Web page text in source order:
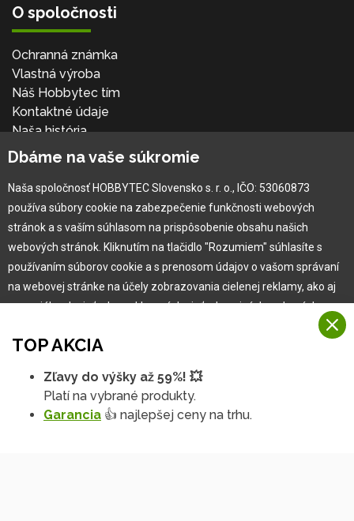
O spoločnosti
Ochranná známka
Vlastná výroba
Náš Hobbytec tím
Kontaktné údaje
Naša história
Kariéra
Pre zákazníka
Garancia najlepšej ceny
Užívateľský manuál
Obchodné podmienky
Zákazník & partner
Novinky
TOP AKCIA
Zľavy do výšky až 59%! 💥
Platí na vybrané produkty.
Garancia 👍 najlepšej ceny na trhu.
Dbáme na vaše súkromie
Naša spoločnosť HOBBYTEC Slovensko s. r. o., IČO: 53060873
používa súbory cookie na zabezpečenie funkčnosti webových
stránok a s vaším súhlasom na prispôsobenie obsahu našich
webových stránok. Kliknutím na tlačidlo "Rozumiem" súhlasíte s
používaním súborov cookie a s prenosom údajov o vašom správaní
na webovej stránke na účely zobrazovania cielenej reklamy, ako aj
na sociálnych sieťach a reklamných sieťach na iných webových
Viac informácií
Na našich webových stránkach používame niekoľko kategórií
Rozumiem